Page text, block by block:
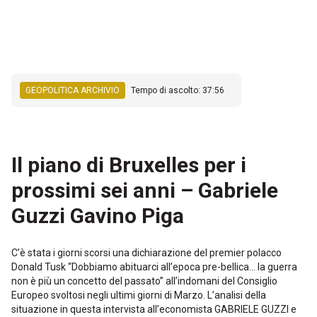
GEOPOLITICA ARCHIVIO Tempo di ascolto: 37:56
Il piano di Bruxelles per i
prossimi sei anni – Gabriele
Guzzi Gavino Piga
C’è stata i giorni scorsi una dichiarazione del premier polacco
Donald Tusk “Dobbiamo abituarci all’epoca pre-bellica… la guerra
non è più un concetto del passato” all’indomani del Consiglio
Europeo svoltosi negli ultimi giorni di Marzo. L’analisi della
situazione in questa intervista all’economista GABRIELE GUZZI e